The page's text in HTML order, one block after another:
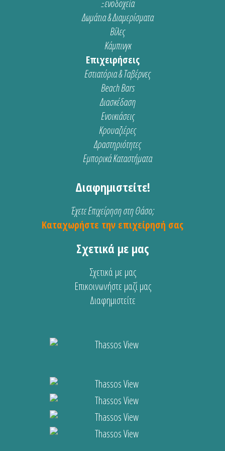
Ξενοδοχεία
Δωμάτια & Διαμερίσματα
Βίλες
Κάμπινγκ
Επιχειρήσεις
Εστιατόρια & Ταβέρνες
Beach Bars
Διασκέδαση
Ενοικιάσεις
Κρουαζιέρες
Δραστηριότητες
Εμπορικά Καταστήματα
Διαφημιστείτε!
Έχετε Επιχείρηση στη Θάσο;
Καταχωρήστε την επιχείρησή σας
Σχετικά με μας
Σχετικά με μας
Επικοινωνήστε μαζί μας
Διαφημιστείτε